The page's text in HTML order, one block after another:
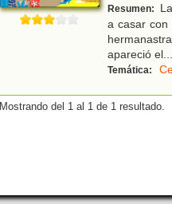
Resumen:
a casar con
apareció el...
Temática:
Mostrando del 1 al 1 de 1 resultado.